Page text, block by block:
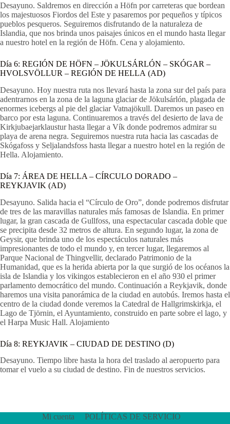
Desayuno. Saldremos en dirección a Höfn por carreteras que bordean
los majestuosos Fiordos del Este y pasaremos por pequeños y típicos
pueblos pesqueros. Seguiremos disfrutando de la naturaleza de
Islandia, que nos brinda unos paisajes únicos en el mundo hasta llegar
a nuestro hotel en la región de Höfn. Cena y alojamiento.
Día 6: REGIÓN DE HÖFN – JÖKULSÁRLÓN – SKÓGAR –
HVOLSVÖLLUR – REGIÓN DE HELLA (AD)
Desayuno. Hoy nuestra ruta nos llevará hasta la zona sur del país para
adentrarnos en la zona de la laguna glaciar de Jökulsárlón, plagada de
enormes icebergs al pie del glaciar Vatnajökull. Daremos un paseo en
barco por esta laguna. Continuaremos a través del desierto de lava de
Kirkjubaejarklaustur hasta llegar a Vík donde podremos admirar su
playa de arena negra. Seguiremos nuestra ruta hacia las cascadas de
Skógafoss y Seljalandsfoss hasta llegar a nuestro hotel en la región de
Hella. Alojamiento.
Día 7: ÁREA DE HELLA – CÍRCULO DORADO –
REYKJAVIK (AD)
Desayuno. Salida hacia el “Círculo de Oro”, donde podremos disfrutar
de tres de las maravillas naturales más famosas de Islandia. En primer
lugar, la gran cascada de Gullfoss, una espectacular cascada doble que
se precipita desde 32 metros de altura. En segundo lugar, la zona de
Geysir, que brinda uno de los espectáculos naturales más
impresionantes de todo el mundo y, en tercer lugar, llegaremos al
Parque Nacional de Thingvellir, declarado Patrimonio de la
Humanidad, que es la herida abierta por la que surgió de los océanos la
isla de Islandia y los vikingos establecieron en el año 930 el primer
parlamento democrático del mundo. Continuación a Reykjavik, donde
haremos una visita panorámica de la ciudad en autobús. Iremos hasta el
centro de la ciudad donde veremos la Catedral de Hallgrimskirkja, el
Lago de Tjörnin, el Ayuntamiento, construido en parte sobre el lago, y
el Harpa Music Hall. Alojamiento
Día 8: REYKJAVIK – CIUDAD DE DESTINO (D)
Desayuno. Tiempo libre hasta la hora del traslado al aeropuerto para
tomar el vuelo a su ciudad de destino. Fin de nuestros servicios.
Mi cuenta POLÍTICAS DE SERVICIO